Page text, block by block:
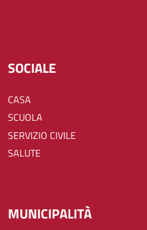
SOCIALE
CASA
SCUOLA
SERVIZIO CIVILE
SALUTE
MUNICIPALITÀ